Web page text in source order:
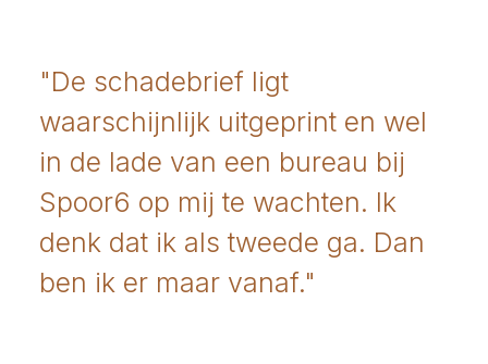
"De schadebrief ligt
waarschijnlijk uitgeprint en wel
in de lade van een bureau bij
Spoor6 op mij te wachten. Ik
denk dat ik als tweede ga. Dan
ben ik er maar vanaf."